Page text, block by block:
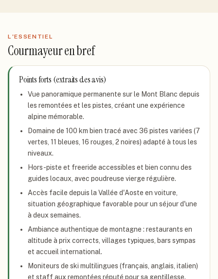
L'ESSENTIEL
Courmayeuren bref
Points forts (extraits des avis)
Vue panoramique permanente sur le Mont Blanc depuis
les remontées et les pistes, créant une expérience
alpine mémorable.
Domaine de 100 km bien tracé avec 36 pistes variées (7
vertes, 11 bleues, 16 rouges, 2 noires) adapté à tous les
niveaux.
Hors-piste et freeride accessibles et bien connu des
guides locaux, avec poudreuse vierge régulière.
Accès facile depuis la Vallée d'Aoste en voiture,
situation géographique favorable pour un séjour d'une
à deux semaines.
Ambiance authentique de montagne : restaurants en
altitude à prix corrects, villages typiques, bars sympas
et accueil international.
Moniteurs de ski multilingues (français, anglais, italien)
et staff aux remontées réputé pour sa gentillesse.